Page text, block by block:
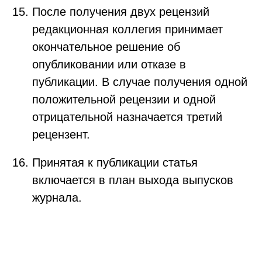
После получения двух рецензий
редакционная коллегия принимает
окончательное решение об
опубликовании или отказе в
публикации. В случае получения одной
положительной рецензии и одной
отрицательной назначается третий
рецензент.
Принятая к публикации статья
включается в план выхода выпусков
журнала.